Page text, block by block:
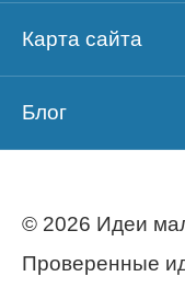
Карта сайта
Блог
© 2026 Идеи
Проверенные